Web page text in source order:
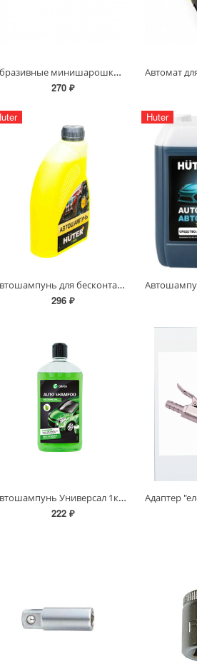
Абразивные минишарошки-насадки для дрели, хвостовик d 6мм, 5 предм. 2990-H5
270 ₽
Автошампунь для бесконтактной мойки Huter
296 ₽
Huter
Автошампунь Универсал 1кг Яблоко
222 ₽